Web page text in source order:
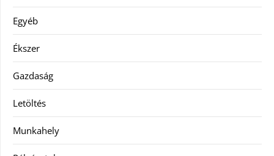
Egyéb
Ékszer
Gazdaság
Letöltés
Munkahely